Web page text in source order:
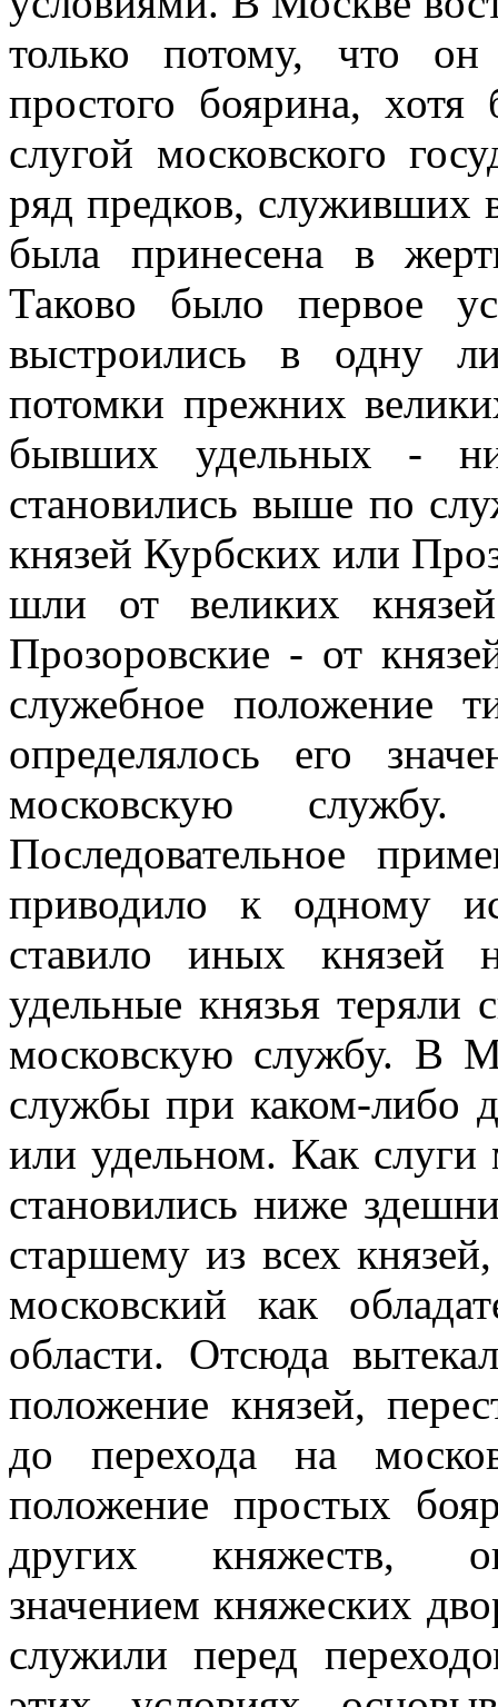
только потому, что
простого боярина,
слугой московского
ряд предков, служивших
была принесена в
Таково было первое
выстроились в одну
потомки прежних
бывших удельных -
становились выше по
князей Курбских или
шли от великих
Прозоровские - от
служебное положение
определялось его
московскую
Последовательное
приводило к одному
ставило иных князей
удельные князья теряли
московскую службу. В
службы при каком-либо
или удельном. Как
становились ниже
старшему из всех
московский как
области. Отсюда
положение князей,
до перехода на
положение простых
других княжеств,
значением княжеских
служили перед